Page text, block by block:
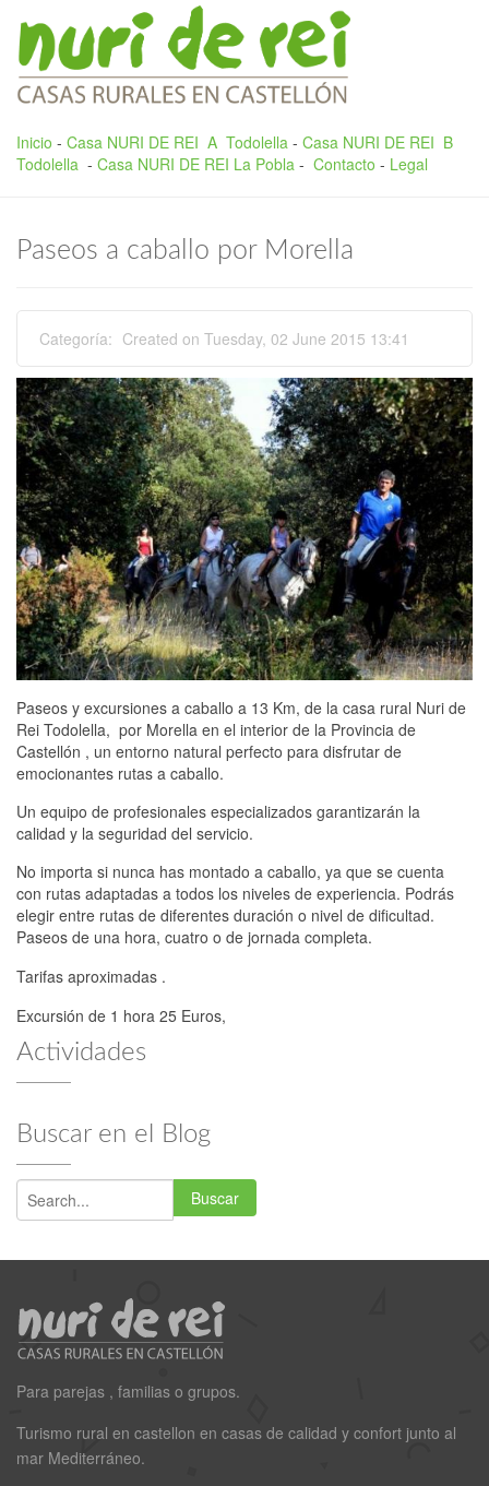
Pasar al contenido principal
Inicio - Casa NURI DE REI A Todolella - Casa NURI DE REI B
Todolella - Casa NURI DE REI La Pobla - Contacto - Legal
Paseos a caballo por Morella
Categoría: Created on Tuesday, 02 June 2015 13:41
Paseos y excursiones a caballo a 13 Km, de la casa rural Nuri de
Rei Todolella, por Morella en el interior de la Provincia de
Castellón , un entorno natural perfecto para disfrutar de
emocionantes rutas a caballo.
Un equipo de profesionales especializados garantizarán la
calidad y la seguridad del servicio.
No importa si nunca has montado a caballo, ya que se cuenta
con rutas adaptadas a todos los niveles de experiencia. Podrás
elegir entre rutas de diferentes duración o nivel de dificultad.
Paseos de una hora, cuatro o de jornada completa.
Tarifas aproximadas .
Excursión de 1 hora 25 Euros,
Actividades
Buscar en el Blog
Buscar
Para parejas , familias o grupos.
Turismo rural en castellon en casas de calidad y confort junto al
mar Mediterráneo.